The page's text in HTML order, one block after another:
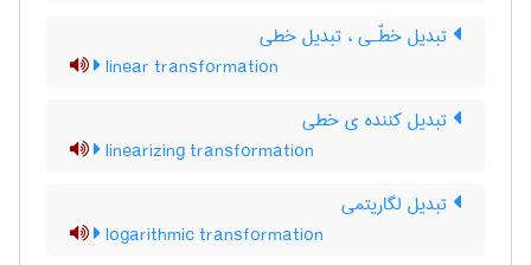
تبدیل خطّـی ، تبدیل خطی
linear transformation
تبدیل کننده ی خطی
linearizing transformation
تبدیل لگاریتمی
logarithmic transformation